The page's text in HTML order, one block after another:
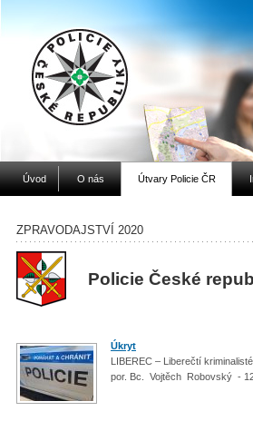
Úvod O nás Útvary Policie ČR
ZPRAVODAJSTVÍ 2020
Policie České
Úkryt
LIBEREC – Liberečtí
por. Bc. Vojtěch Robovský -